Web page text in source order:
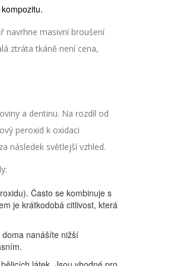
navrhne masivní broušení
ztráta tkáně není cena,
a dentinu. Na rozdíl od
peroxid k oxidaci
následek světlejší vzhled.
Často se kombinuje s
je krátkodobá citlivost, která
nanášíte nižší